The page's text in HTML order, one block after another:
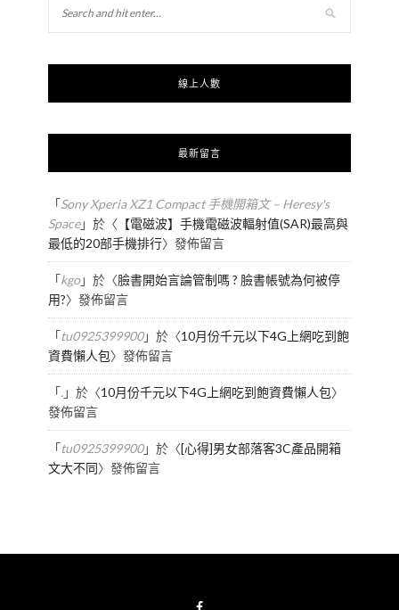
線上人數
最新留言
「Sony Xperia XZ1 Compact 手機開箱文 – Heresy's
Space」於〈 【電磁波】手機電磁波輻射值(SAR)最高與
最低的20部手機排行〉發佈留言
「kgo」於〈臉書開始言論管制嗎 ? 臉書帳號為何被停
用?〉發佈留言
「tu0925399900」於〈10月份千元以下4G上網吃到飽
資費懶人包〉發佈留言
「.」於〈10月份千元以下4G上網吃到飽資費懶人包〉
發佈留言
「tu0925399900」於〈[心得]男女部落客3C產品開箱
文大不同〉發佈留言